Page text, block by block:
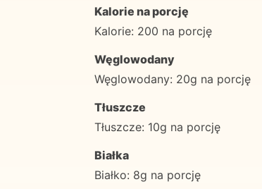
Kalorie na porcję
Kalorie: 200 na porcję
Węglowodany
Węglowodany: 20g na porcję
Tłuszcze
Tłuszcze: 10g na porcję
Białka
Białko: 8g na porcję